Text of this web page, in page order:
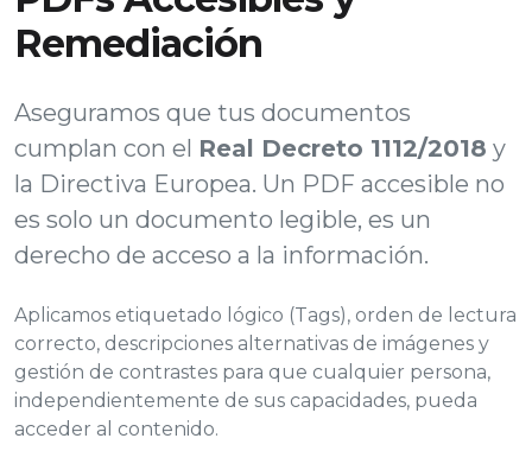
Remediación
Aseguramos que tus documentos
cumplan con el Real Decreto 1112/2018 y
la Directiva Europea. Un PDF accesible no
es solo un documento legible, es un
derecho de acceso a la información.
Aplicamos etiquetado lógico (Tags), orden de lectura
correcto, descripciones alternativas de imágenes y
gestión de contrastes para que cualquier persona,
independientemente de sus capacidades, pueda
acceder al contenido.